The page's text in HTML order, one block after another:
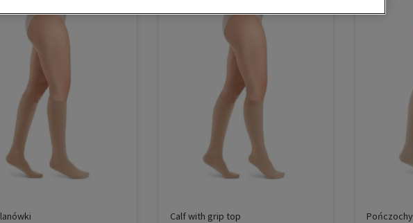
Calf with grip top Pończochy